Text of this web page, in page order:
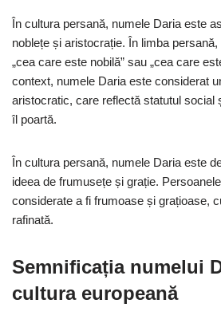
În cultura persană, numele Daria este
noblețe și aristocrație. În limba
„cea care este nobilă” sau „cea care
context, numele Daria este considerat
aristocratic, care reflectă statutul social
îl poartă.
În cultura persană, numele Daria este
ideea de frumusețe și grație.
considerate a fi frumoase și grațioase,
rafinată.
Semnificația numelui
cultura europeană